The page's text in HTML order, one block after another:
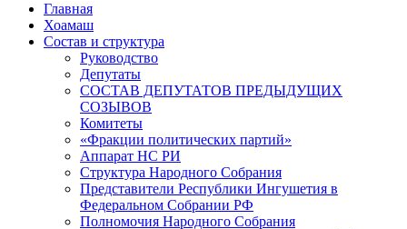
Главная
Хоамаш
Состав и структура
Руководство
Депутаты
СОСТАВ ДЕПУТАТОВ ПРЕДЫДУЩИХ
СОЗЫВОВ
Комитеты
«Фракции политических партий»
Аппарат НС РИ
Структура Народного Собрания
Представители Республики Ингушетия в
Федеральном Собрании РФ
Полномочия Народного Собрания